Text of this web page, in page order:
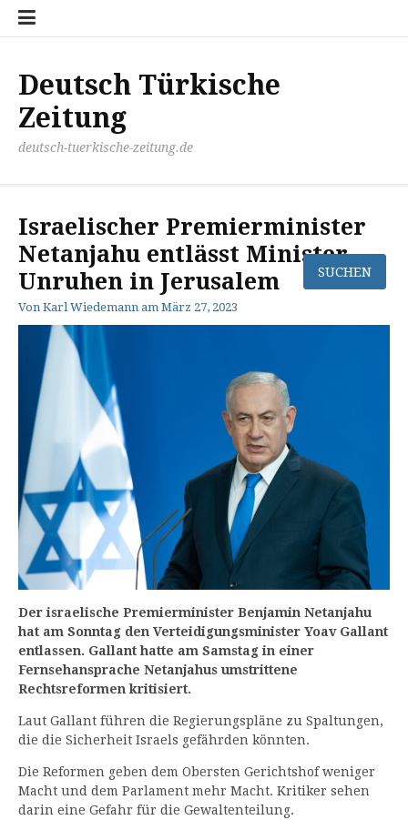
Zum
Inhalt
Deutsch Türkische
Zeitung
deutsch-tuerkische-zeitung.de
Israelischer Premierminister
Netanjahu entlässt Minister,
Unruhen in Jerusalem
Von Karl Wiedemann am März 27, 2023
Der israelische Premierminister Benjamin Netanjahu
hat am Sonntag den Verteidigungsminister Yoav Gallant
entlassen. Gallant hatte am Samstag in einer
Fernsehansprache Netanjahus umstrittene
Rechtsreformen kritisiert.
Laut Gallant führen die Regierungspläne zu Spaltungen,
die die Sicherheit Israels gefährden könnten.
Die Reformen geben dem Obersten Gerichtshof weniger
Macht und dem Parlament mehr Macht. Kritiker sehen
darin eine Gefahr für die Gewaltenteilung.